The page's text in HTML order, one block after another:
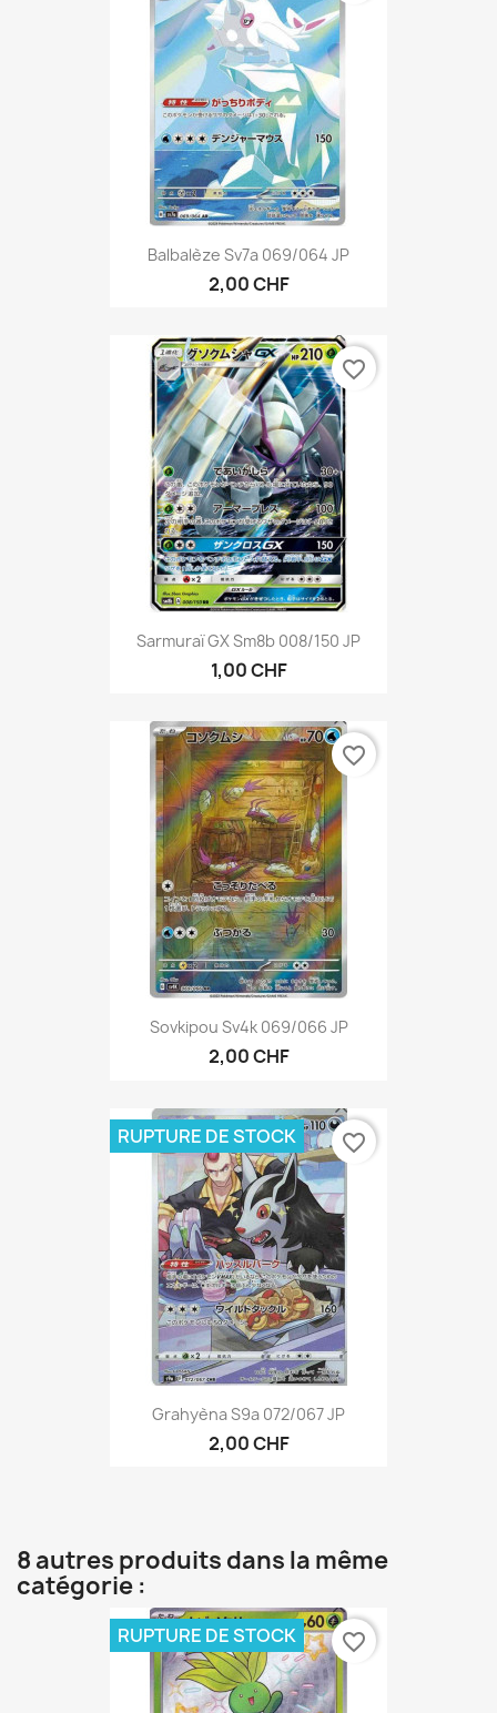
Balbalèze Sv7a 069/064 JP
2,00 CHF
Sarmuraï GX Sm8b 008/150 JP
1,00 CHF
favorite_border
Sovkipou Sv4k 069/066 JP
2,00 CHF
favorite_border
Grahyèna S9a 072/067 JP
2,00 CHF
RUPTURE DE STOCK favorite_border
8 autres produits dans la même
catégorie :
RUPTURE DE STOCK favorite_border